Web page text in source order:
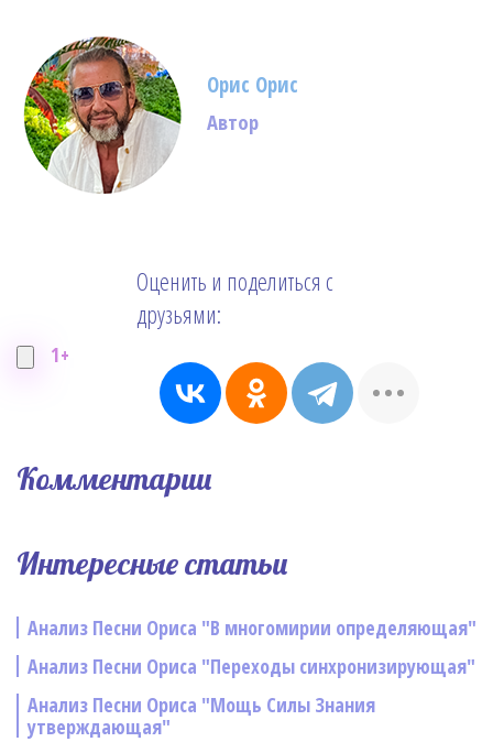
Орис Орис
Автор
1+
Оценить и поделиться с
друзьями:
Комментарии
Интересные статьи
Анализ Песни Ориса "В многомирии определяющая"
Анализ Песни Ориса "Переходы синхронизирующая"
Анализ Песни Ориса "Мощь Силы Знания
утверждающая"